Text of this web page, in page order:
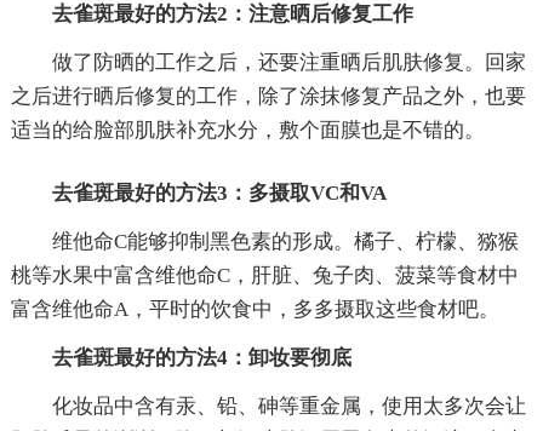
去雀斑最好的方法2：注意晒后修复工作
做了防晒的工作之后，还要注重晒后肌肤修复。回家
之后进行晒后修复的工作，除了涂抹修复产品之外，也要
适当的给脸部肌肤补充水分，敷个面膜也是不错的。
去雀斑最好的方法3：多摄取VC和VA
维他命C能够抑制黑色素的形成。橘子、柠檬、猕猴
桃等水果中富含维他命C，肝脏、兔子肉、菠菜等食材中
富含维他命A，平时的饮食中，多多摄取这些食材吧。
去雀斑最好的方法4：卸妆要彻底
化妆品中含有汞、铅、砷等重金属，使用太多次会让